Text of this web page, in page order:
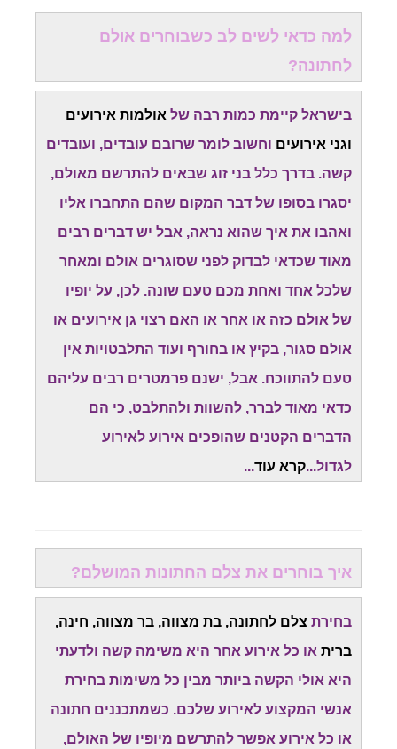
למה כדאי לשים לב כשבוחרים אולם
לחתונה?
בישראל קיימת כמות רבה של אולמות אירועים
וגני אירועים וחשוב לומר שרובם עובדים, ועובדים
קשה. בדרך כלל בני זוג שבאים להתרשם מאולם,
יסגרו בסופו של דבר המקום שהם התחברו אליו
ואהבו את איך שהוא נראה, אבל יש דברים רבים
מאוד שכדאי לבדוק לפני שסוגרים אולם ומאחר
שלכל אחד ואחת מכם טעם שונה. לכן, על יופיו
של אולם כזה או אחר או האם רצוי גן אירועים או
אולם סגור, בקיץ או בחורף ועוד התלבטויות אין
טעם להתווכח. אבל, ישנם פרמטרים רבים עליהם
כדאי מאוד לברר, להשוות ולהתלבט, כי הם
הדברים הקטנים שהופכים אירוע לאירוע
לגדול...קרא עוד...
איך בוחרים את צלם החתונות המושלם?
בחירת צלם לחתונה, בת מצווה, בר מצווה, חינה,
ברית או כל אירוע אחר היא משימה קשה ולדעתי
היא אולי הקשה ביותר מבין כל משימות בחירת
אנשי המקצוע לאירוע שלכם. כשמתכננים חתונה
או כל אירוע אפשר להתרשם מיופיו של האולם,